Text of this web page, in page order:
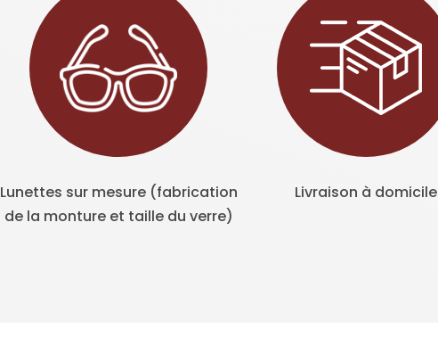
Lunettes sur mesure (fabrication
de la monture et taille du verre)
Livraison à domicile